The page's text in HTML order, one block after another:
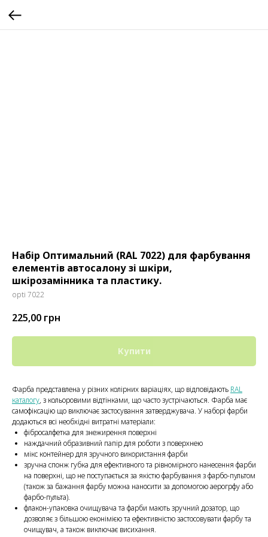
Набір Оптимальний (RAL 7022) для фарбування
елементів автосалону зі шкіри,
шкірозамінника та пластику.
opti 7022
225,00 грн
Купити
Фарба представлена у різних колірних варіаціях, що відповідають RAL
каталогу, з кольоровими відтінками, що часто зустрічаються. Фарба має
самофіксацію що виключає застосування затверджувача. У наборі фарби
додаються всі необхідні витратні матеріали:
фібросалфетка для знежирення поверхні
наждачний образивний папір для роботи з поверхнею
мікс контейнер для зручного використання фарби
зручна спонж губка для ефективного та рівномірного нанесення фарби
на поверхні, що не поступається за якістю фарбування з фарбо-пультом
(також за бажання фарбу можна наносити за допомогою аерогрфу або
фарбо-пульта).
флакон-упаковка очищувача та фарби мають зручний дозатор, що
дозволяє з більшою еконімією та ефективністю застосовувати фарбу та
очищувач, а також виключає висихання.